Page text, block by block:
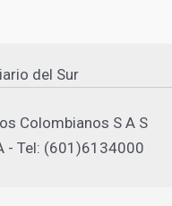
del Sur
Colombianos S A S
- Tel: (601)6134000